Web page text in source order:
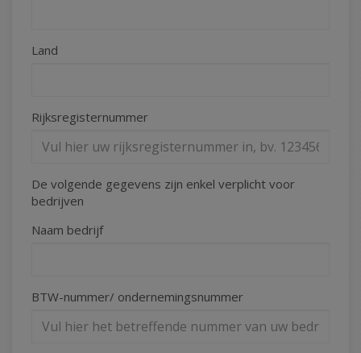
Land
Rijksregisternummer
De volgende gegevens zijn enkel verplicht voor
bedrijven
Naam bedrijf
BTW-nummer/ ondernemingsnummer